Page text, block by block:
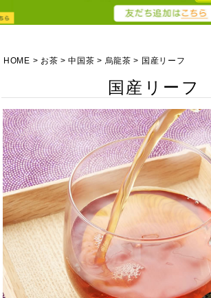
HOME お茶 中国茶 烏龍茶 国産リーフ
国産リーフ